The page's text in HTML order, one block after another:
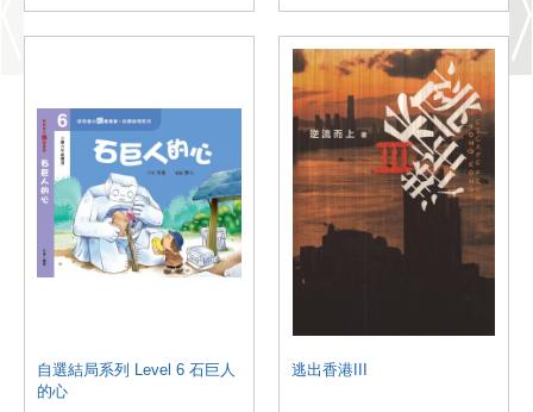
自選結局系列 Level 6 石巨人
的心
逃出香港III